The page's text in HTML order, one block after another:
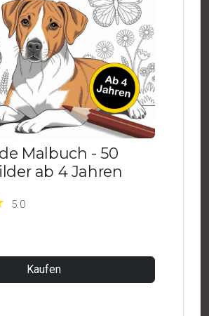
Malbuch - 50
ab 4 Jahren
5.0
Kaufen